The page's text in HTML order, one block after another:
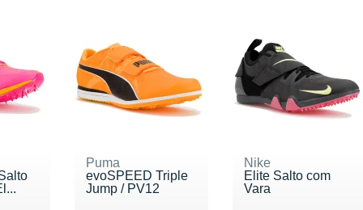
Puma
evoSPEED Triple
Jump / PV12
Nike
Elite Salto com
Vara